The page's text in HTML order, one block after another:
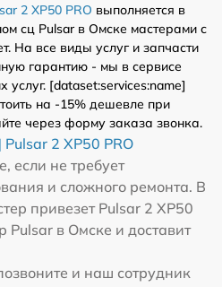
2 XP50 PRO выполняется в
сц Pulsar в Омске мастерами с
На все виды услуг и запчасти
гарантию - мы в сервисе
[dataset:services:name]
на -15% дешевле при
через форму заказа звонка.
2 XP50 PRO
если не требует
и сложного ремонта. В
привезет Pulsar 2 XP50
Pulsar в Омске и доставит
и наш сотрудник